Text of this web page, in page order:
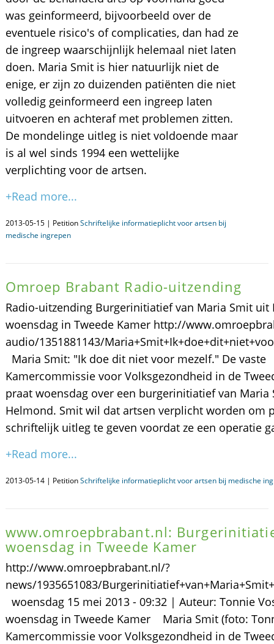
was geinformeerd, bijvoorbeeld over de
eventuele risico's of complicaties, dan had ze
de ingreep waarschijnlijk helemaal niet laten
doen. Maria Smit is hier natuurlijk niet de
enige, er zijn zo duizenden patiënten die niet
volledig geinformeerd een ingreep laten
uitvoeren en achteraf met problemen zitten.
De mondelinge uitleg is niet voldoende maar
is al wel sinds 1994 een wettelijke
verplichting voor de artsen.
+Read more...
2013-05-15 | PetitionSchriftelijke informatieplicht voor artsen bij
medische ingrepen
Omroep Brabant Radio-uitzending
Radio-uitzending Burgerinitiatief van Maria Smit uit
woensdag in Tweede Kamer http://
audio/1351881143/
Maria Smit: "Ik doe dit niet voor mezelf." De vaste
Kamercommissie voor Volksgezondheid in de
praat woensdag over een burgerinitiatief van Maria
Helmond. Smit wil dat artsen verplicht worden om
schriftelijk uitleg te geven voordat ze een operatie
+Read more...
2013-05-14 | PetitionSchriftelijke informatieplicht voor artsen bij medische
www.omroepbrabant.nl:
woensdag in Tweede Kamer
http://www.omroepbrabant.nl/?
news/1935651083/
woensdag 15 mei 2013 - 09:32 | Auteur: Tonnie
woensdag in Tweede Kamer Maria Smit (foto:
Kamercommissie voor Volksgezondheid in de